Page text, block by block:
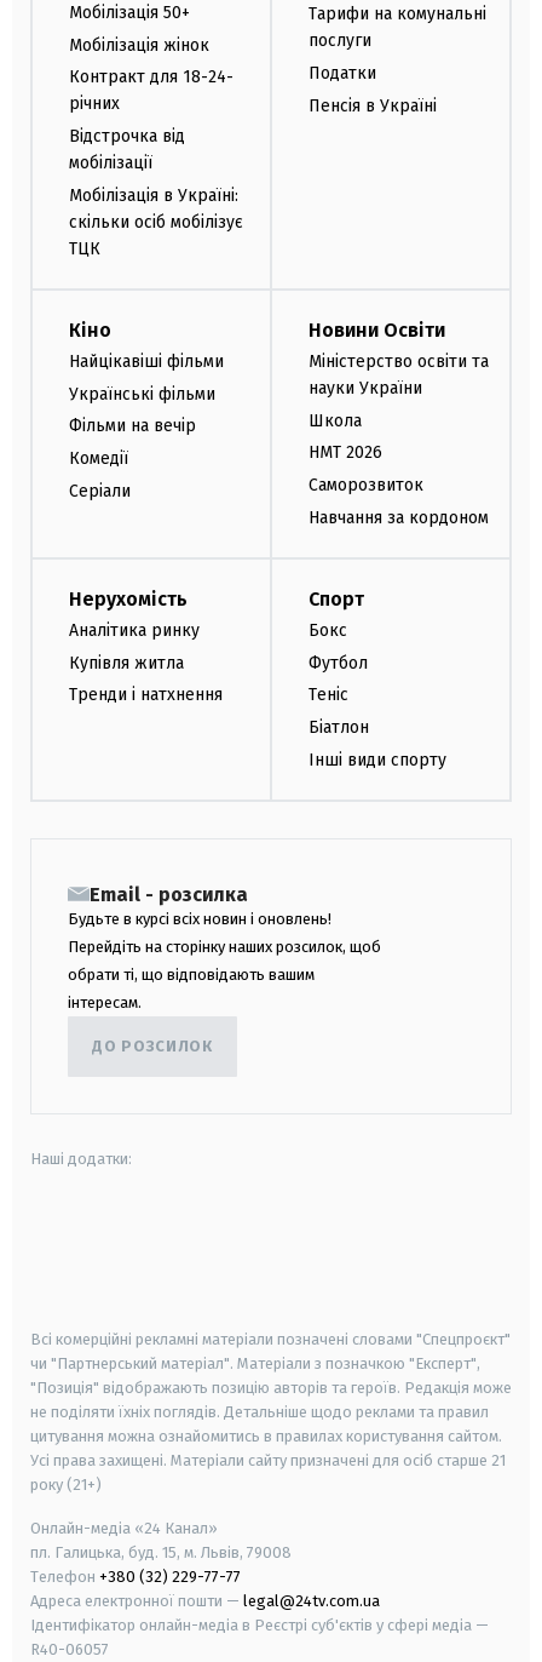
Мобілізація 50+
Мобілізація жінок
Контракт для 18-24-
річних
Відстрочка від
мобілізації
Мобілізація в Україні:
скільки осіб мобілізує
ТЦК
Тарифи на комунальні
послуги
Податки
Пенсія в Україні
Кіно
Найцікавіші фільми
Українські фільми
Фільми на вечір
Комедії
Серіали
Новини Освіти
Міністерство освіти та
науки України
Школа
НМТ 2026
Саморозвиток
Навчання за кордоном
Нерухомість
Аналітика ринку
Купівля житла
Тренди і натхнення
Спорт
Бокс
Футбол
Теніс
Біатлон
Інші види спорту
Email - розсилка
Будьте в курсі всіх новин і оновлень!
Перейдіть на сторінку наших розсилок, щоб
обрати ті, що відповідають вашим
інтересам.
ДО РОЗСИЛОК
Наші додатки:
Всі комерційні рекламні матеріали позначені словами "Спецпроєкт"
чи "Партнерський матеріал". Матеріали з позначкою "Експерт",
"Позиція" відображають позицію авторів та героїв. Редакція може
не поділяти їхніх поглядів. Детальніше щодо реклами та правил
цитування можна ознайомитись в правилах користування сайтом.
Усі права захищені. Матеріали сайту призначені для осіб старше 21
року (21+)
Онлайн-медіа «24 Канал»
пл. Галицька, буд. 15, м. Львів, 79008
Телефон +380 (32) 229-77-77
Адреса електронної пошти — legal@24tv.com.ua
Ідентифікатор онлайн-медіа в Реєстрі суб'єктів у сфері медіа —
R40-06057